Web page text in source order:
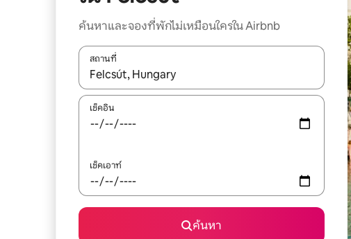
ค้นหาและจองที่พักไม่เหมือนใครใน Airbnb
สถานที่
ใช้ลูกศรขึ้นลง หรือใช้การสัมผัสหรือปัด เพื่อสำรวจผลการค้นหา
เช็คอิน
เช็คเอาท์
ค้นหา